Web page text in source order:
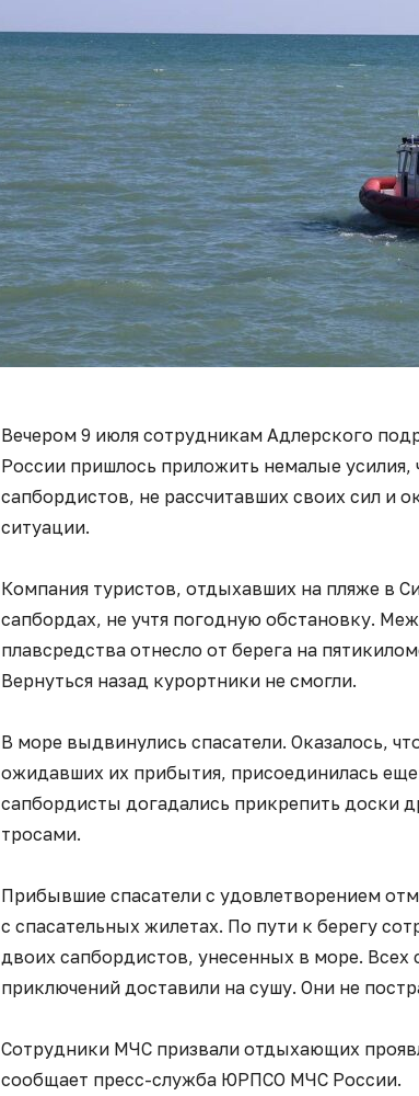
Вечером 9 июля сотрудникам Адлерского
России пришлось приложить немалые
сапбордистов, не рассчитавших своих сил и
ситуации.
Компания туристов, отдыхавших на пляже в
сапбордах, не учтя погодную обстановку.
плавсредства отнесло от берега на
Вернуться назад курортники не смогли.
В море выдвинулись спасатели. Оказалось,
ожидавших их прибытия, присоединилась
сапбордисты догадались прикрепить доски
тросами.
Прибывшие спасатели с удовлетворением
с спасательных жилетах. По пути к берегу
двоих сапбордистов, унесенных в море. Всех
приключений доставили на сушу. Они не
Сотрудники МЧС призвали отдыхающих
сообщает пресс-служба ЮРПСО МЧС России.